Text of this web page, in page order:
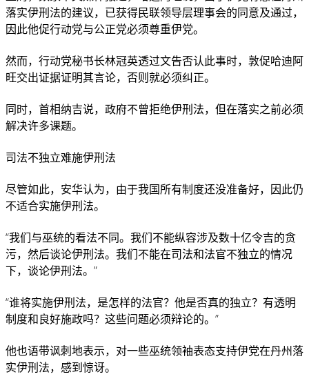
落实伊刑法的建议，已获得民联领导层理事会的同意及通过，
因此他促行动党与公正党必须尊重伊党。
然而，行动党秘书长林冠英透过文告否认此事时，敦促哈迪阿
旺交出证据证明其言论，否则就必须纠正。
同时，首相纳吉说，政府不曾拒绝伊刑法，但在落实之前必须
解决许多课题。
司法不独立难施伊刑法
尽管如此，安华认为，由于我国所有制度还没准备好，因此仍
不适合实施伊刑法。
“我们与巫统的看法不同。我们不能纵容涉及数十亿令吉的贪
污，然后谈论伊刑法。我们不能在司法和法官不独立的情况
下，谈论伊刑法。”
“谁将实施伊刑法，是怎样的法官？他是否真的独立？有透明
制度和良好施政吗？这些问题必须辩论的。”
他也语带讽刺地表示，对一些巫统领袖表态支持伊党在丹州落
实伊刑法，感到惊讶。